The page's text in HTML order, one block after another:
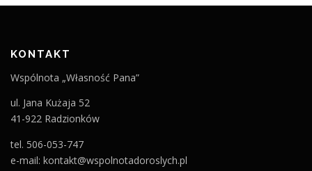
KONTAKT
Wspólnota „Własność Pana”
ul. Jana Kużaja 52
41-922 Radzionków
tel. 506-053-747
e-mail: kontakt@wspolnotadoroslych.pl